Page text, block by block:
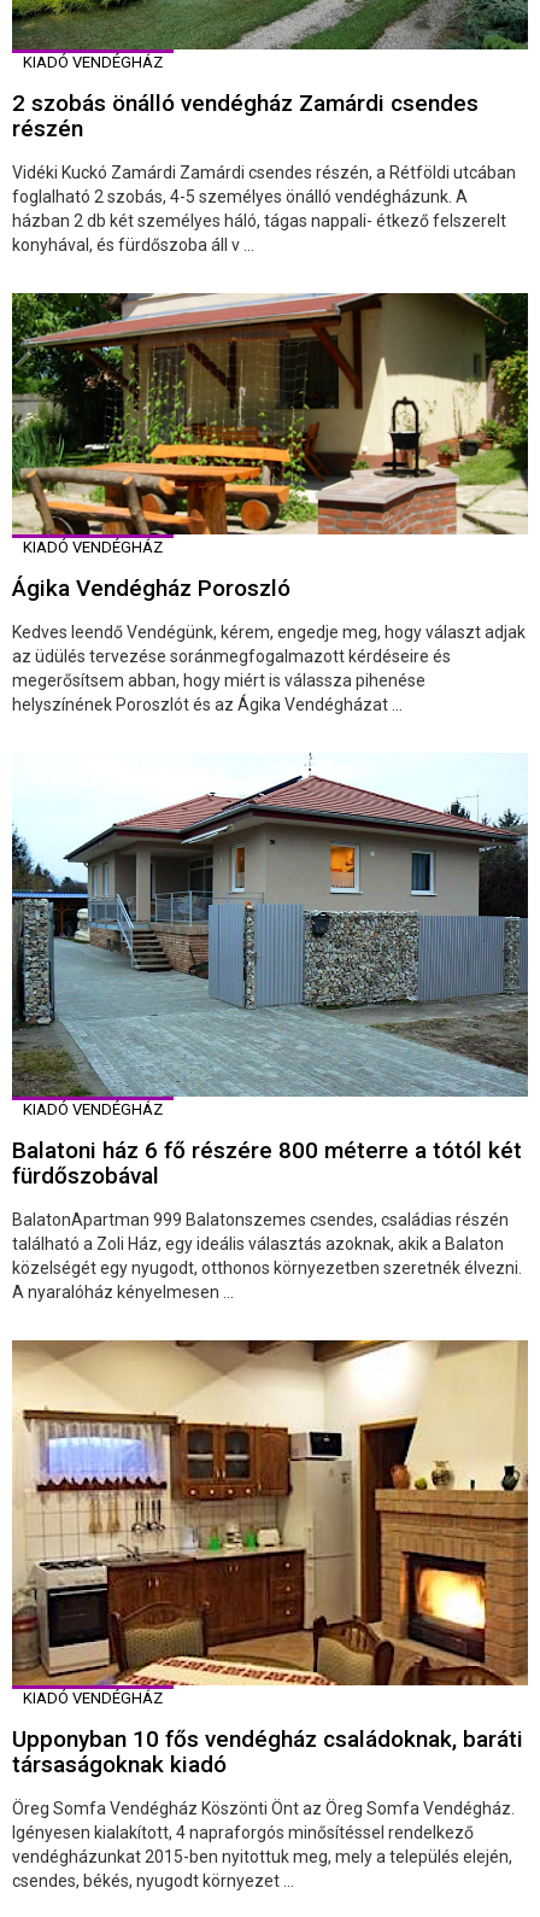
KIADÓ VENDÉGHÁZ
2 szobás önálló vendégház Zamárdi csendes
részén
Vidéki Kuckó Zamárdi Zamárdi csendes részén, a Rétföldi utcában
foglalható 2 szobás, 4-5 személyes önálló vendégházunk. A
házban 2 db két személyes háló, tágas nappali- étkező felszerelt
konyhával, és fürdőszoba áll v ...
KIADÓ VENDÉGHÁZ
Ágika Vendégház Poroszló
Kedves leendő Vendégünk, kérem, engedje meg, hogy választ adjak
az üdülés tervezése soránmegfogalmazott kérdéseire és
megerősítsem abban, hogy miért is válassza pihenése
helyszínének Poroszlót és az Ágika Vendégházat ...
KIADÓ VENDÉGHÁZ
Balatoni ház 6 fő részére 800 méterre a tótól két
fürdőszobával
BalatonApartman 999 Balatonszemes csendes, családias részén
található a Zoli Ház, egy ideális választás azoknak, akik a Balaton
közelségét egy nyugodt, otthonos környezetben szeretnék élvezni.
A nyaralóház kényelmesen ...
KIADÓ VENDÉGHÁZ
Upponyban 10 fős vendégház családoknak, baráti
társaságoknak kiadó
Öreg Somfa Vendégház Köszönti Önt az Öreg Somfa Vendégház.
Igényesen kialakított, 4 napraforgós minősítéssel rendelkező
vendégházunkat 2015-ben nyitottuk meg, mely a település elején,
csendes, békés, nyugodt környezet ...